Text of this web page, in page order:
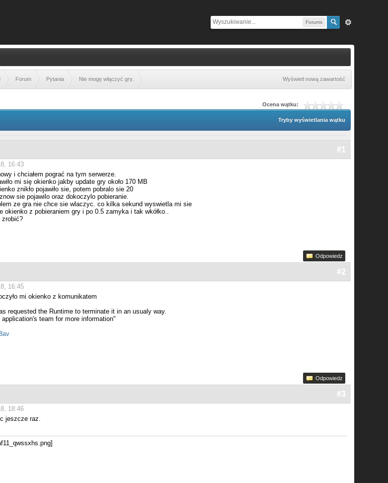
Forums
Forum Pytania Nie mogę włączyć gry. Wyświetl nową zawartość
Ocena wątku:
Tryby wyświetlania wątku
#1
16:43
i chciałem pograć na tym serwerze.
mi się okienko jakby update gry około 170 MB
znikło pojawiło sie, potem pobralo sie 20
sie pojawilo oraz dokoczylo pobieranie.
ze gra nie chce sie wlaczyc. co kilka sekund wyswietla mi sie
okienko z pobieraniem gry i po 0.5 zamyka i tak wkółko..
zrobić?
Odpowiedz
#2
16:45
mi okienko z komunikatem
requested the Runtime to terminate it in an usualy way.
team for more information"
Odpowiedz
#3
18:46
jeszcze raz.